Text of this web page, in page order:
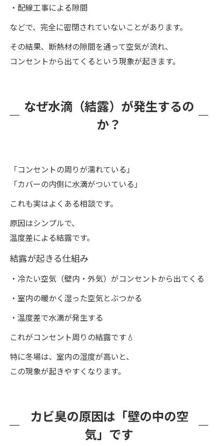
・配線工事による隙間
などで、完全に密閉されていないことがあります。
その結果、断熱材の隙間を通って空気が流れ、
コンセントから出てくるという現象が起きます。
なぜ水滴（結露）が発生するの
か？
「コンセントの周りが濡れている」
「カバーの内側に水滴がついている」
これも実はよくある相談です。
原因はシンプルで、
温度差による結露です。
結露が起きる仕組み
・冷たい空気（壁内・外気）がコンセントから出てくる
・室内の暖かく湿った空気とぶつかる
・温度差で水滴が発生する
これがコンセント周りの結露です💧
特に冬場は、室内の湿度が高いと、
この現象が起きやすくなります。
カビ臭の原因は「壁の中の空
気」です